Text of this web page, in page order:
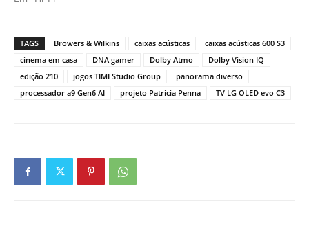
TAGS Browers & Wilkins caixas acústicas
caixas acústicas 600 S3
cinema em casa
DNA gamer Dolby Atmo
Dolby Vision IQ
edição 210
jogos TIMI Studio Group
panorama diverso
processador a9 Gen6 AI
projeto Patricia Penna TV LG OLED evo C3